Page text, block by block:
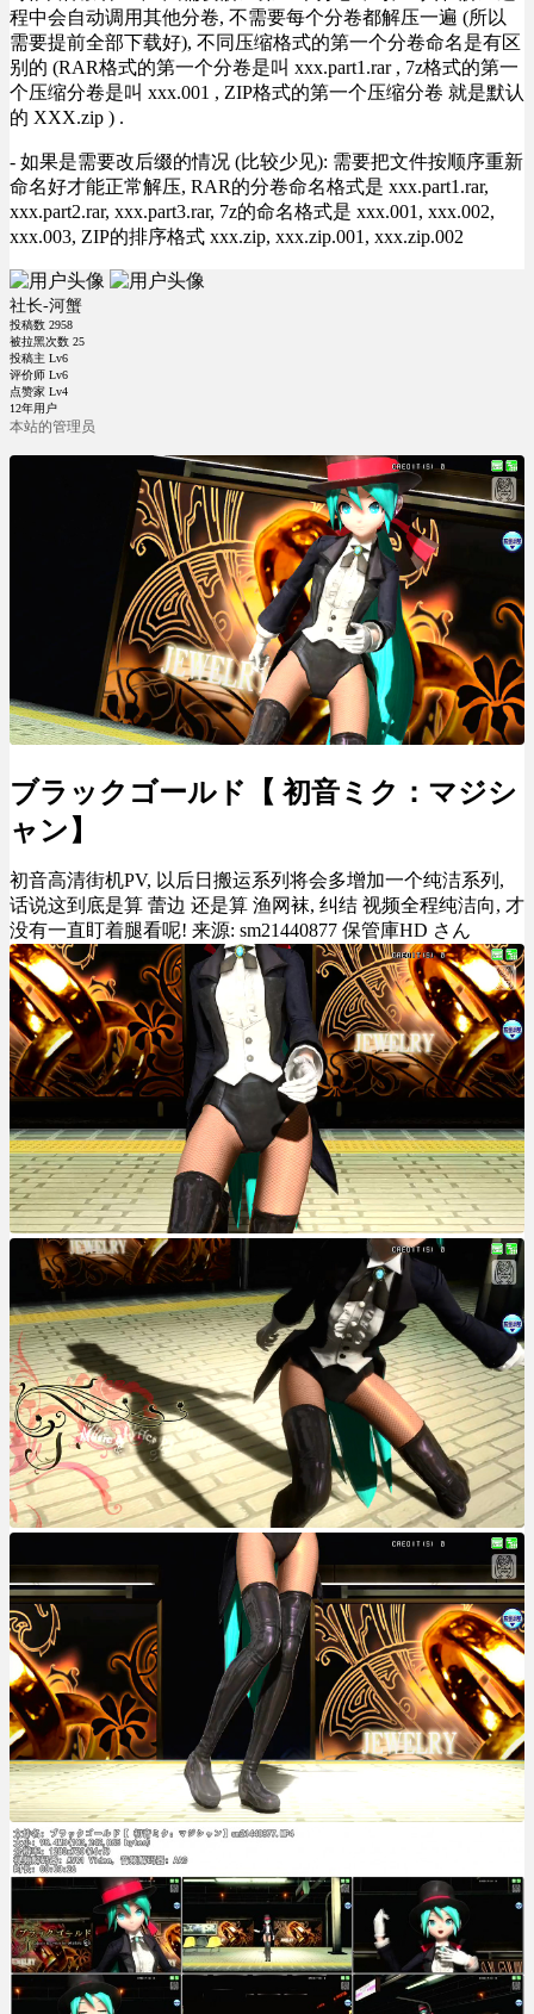
程中会自动调用其他分卷, 不需要每个分卷都解压一遍 (所以
需要提前全部下载好), 不同压缩格式的第一个分卷命名是有区
别的 (RAR格式的第一个分卷是叫 xxx.part1.rar , 7z格式的第一
个压缩分卷是叫 xxx.001 , ZIP格式的第一个压缩分卷 就是默认
的 XXX.zip ) .
- 如果是需要改后缀的情况 (比较少见): 需要把文件按顺序重新
命名好才能正常解压, RAR的分卷命名格式是 xxx.part1.rar,
xxx.part2.rar, xxx.part3.rar, 7z的命名格式是 xxx.001, xxx.002,
xxx.003, ZIP的排序格式 xxx.zip, xxx.zip.001, xxx.zip.002
社长-河蟹
投稿数 2958
被拉黑次数 25
投稿主 Lv6
评价师 Lv6
点赞家 Lv4
12年用户
本站的管理员
ブラックゴールド【 初音ミク：マジシ
ャン】
初音高清街机PV, 以后日搬运系列将会多增加一个纯洁系列,
话说这到底是算 蕾边 还是算 渔网袜, 纠结 视频全程纯洁向, 才
没有一直盯着腿看呢! 来源: sm21440877 保管庫HD さん